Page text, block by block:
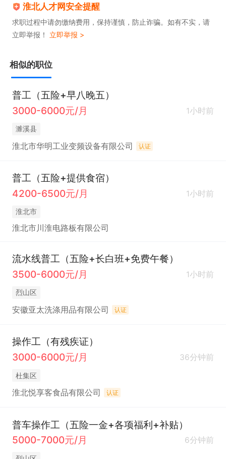
淮北人才网安全提醒
求职过程中请勿缴纳费用，保持谨慎，防止诈骗。如有不实，请
立即举报！ 立即举报 >
相似的职位
普工（五险+早八晚五）
3000-6000元/月
1小时前
濉溪县
淮北市华明工业变频设备有限公司 认证
普工（五险+提供食宿）
4200-6500元/月
1小时前
淮北市
淮北市川淮电路板有限公司
流水线普工（五险+长白班+免费午餐）
3500-6000元/月
1小时前
烈山区
安徽亚太洗涤用品有限公司 认证
操作工（有残疾证）
3000-6000元/月
36分钟前
杜集区
淮北悦享客食品有限公司 认证
普车操作工（五险一金+各项福利+补贴）
5000-7000元/月
6分钟前